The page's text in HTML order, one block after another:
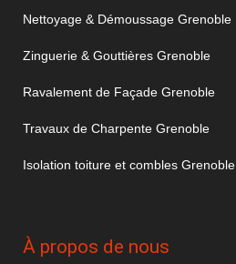
Nettoyage & Démoussage Grenoble
Zinguerie & Gouttières Grenoble
Ravalement de Façade Grenoble
Travaux de Charpente Grenoble
Isolation toiture et combles Grenoble
À propos de nous